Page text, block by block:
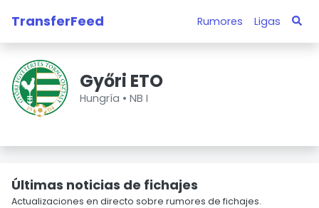
TransferFeed Rumores Ligas
Győri ETO
Hungría • NB I
Últimas noticias de fichajes
Actualizaciones en directo sobre rumores de fichajes.